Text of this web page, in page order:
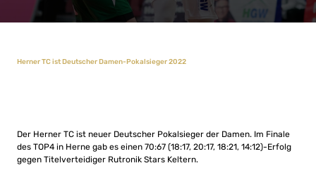
Herner TC ist Deutscher Damen-Pokalsieger 2022
Der Herner TC ist neuer Deutscher Pokalsieger der Damen. Im Finale
des TOP4 in Herne gab es einen 70:67 (18:17, 20:17, 18:21, 14:12)-Erfolg
gegen Titelverteidiger Rutronik Stars Keltern.